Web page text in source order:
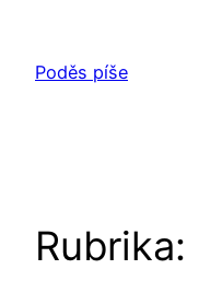
obsah
Poděs píše
Rubrika: